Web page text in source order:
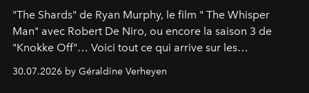
"The Shards" de Ryan Murphy, le film " The Whisper
Man" avec Robert De Niro, ou encore la saison 3 de
"Knokke Off"… Voici tout ce qui arrive sur les
plateformes de streaming en août 2026.
30.07.2026 by Géraldine Verheyen